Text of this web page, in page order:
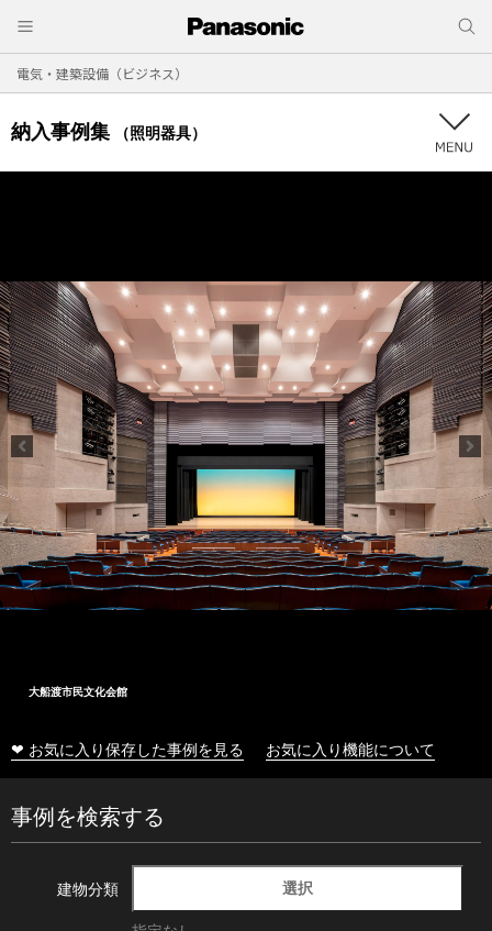
電気・建築設備（ビジネス）
納入事例集 （照明器具）
大船渡市民文化会館
❤ お気に入り保存した事例を見る お気に入り機能について
事例を検索する
建物分類 選択